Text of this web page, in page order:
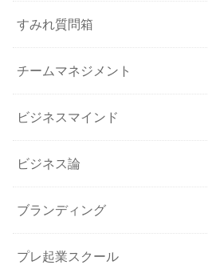
すみれ質問箱
チームマネジメント
ビジネスマインド
ビジネス論
ブランディング
プレ起業スクール